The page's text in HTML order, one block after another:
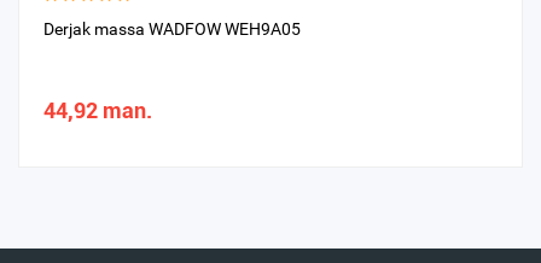
Derjak massa WADFOW WEH9A05
44,92 man.